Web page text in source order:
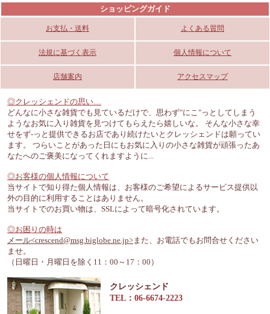
ショッピングガイド
お支払・送料 よくある質問
法規に基づく表示 個人情報について
店舗案内 アクセスマップ
◎クレッシェンドの思い…
どんなに小さな雑貨でも見ているだけで、思わず"にこ"っとしてしまう
ようなお気に入り雑貨を見つけてもらえたら嬉しいな。 そんな小さな幸
せをず-っと提供できるお店であり続けたいとクレッシェンドは願ってい
ます。 つらいことがあった日にもお気に入りの小さな雑貨が頑張ったあ
なたへのご褒美になってくれますように...
◎お客様の個人情報について
当サイトで知り得た個人情報は、お客様のご希望によるサービス提供以
外の目的に利用することはありません。
当サイトでのお買い物は、SSLによって暗号化されています。
◎お困りの時は
メール<crescend@msg.biglobe.ne.jp> また、お電話でもお問合せください
ませ。
（日曜日・月曜日を除く11：00～17：00）
クレッシェンド
TEL：06-6674-2223